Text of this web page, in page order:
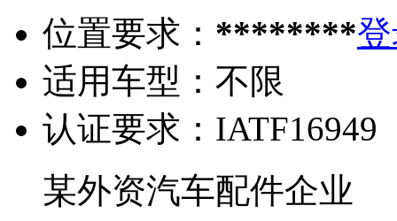
位置要求： ********
适用车型： 不限
认证要求： IATF16949
某外资汽车配件企业